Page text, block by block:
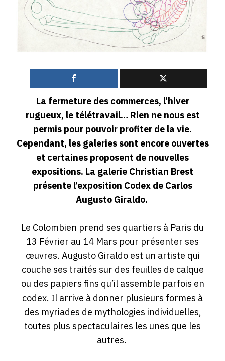
La fermeture des commerces, l’hiver
rugueux, le télétravail… Rien ne nous est
permis pour pouvoir profiter de la vie.
Cependant, les galeries sont encore ouvertes
et certaines proposent de nouvelles
expositions. La galerie Christian Brest
présente l’exposition Codex de Carlos
Augusto Giraldo.
Le Colombien prend ses quartiers à Paris du
13 Février au 14 Mars pour présenter ses
œuvres. Augusto Giraldo est un artiste qui
couche ses traités sur des feuilles de calque
ou des papiers fins qu’il assemble parfois en
codex. Il arrive à donner plusieurs formes à
des myriades de mythologies individuelles,
toutes plus spectaculaires les unes que les
autres.